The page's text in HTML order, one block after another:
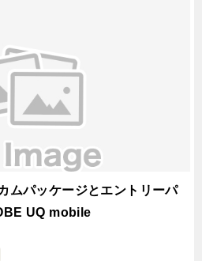
ムパッケージとエントリーパ
UQ mobile